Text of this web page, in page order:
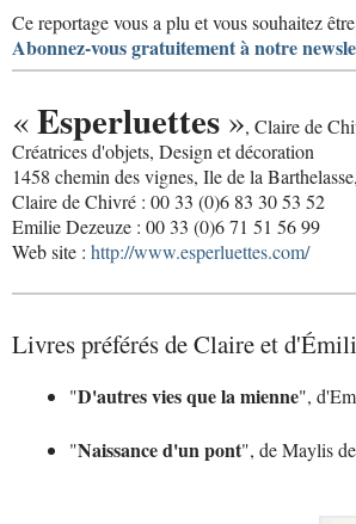
Ce reportage vous a plu et vous souhaitez
Abonnez-vous gratuitement à notre
«Esperluettes », Claire de
Créatrices d'objets, Design et décoration
1458 chemin des vignes, Ile de la
Claire de Chivré : 00 33 (0)6 83 30 53 52
Emilie Dezeuze : 00 33 (0)6 71 51 56 99
Web site : http://www.esperluettes.com/
Livres préférés de Claire et
"D'autres vies que la mienne",
"Naissance d'un pont", de Maylis